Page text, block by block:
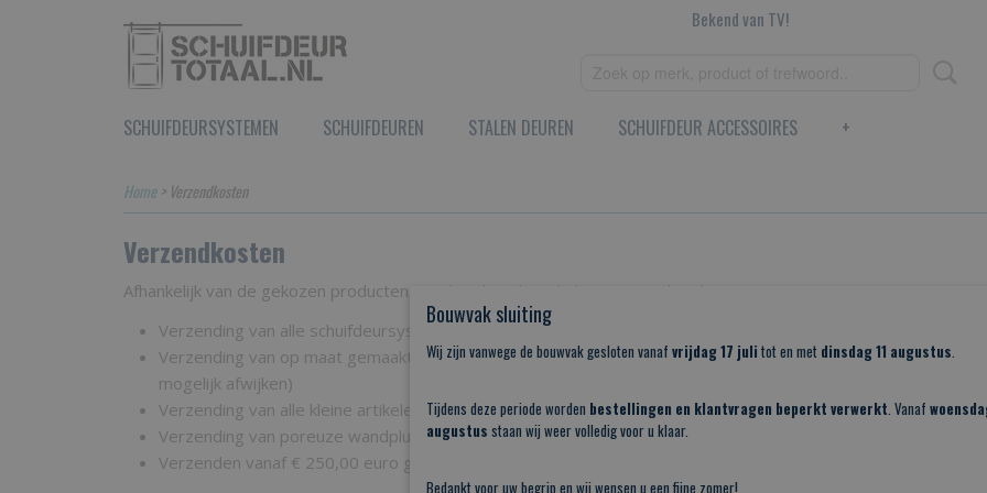
Bekend van TV!
SCHUIFDEURSYSTEMEN SCHUIFDEUREN STALEN DEUREN SCHUIFDEUR ACCESSOIRES +
Home> Verzendkosten
Verzendkosten
Afhankelijk van de gekozen producten worden de volgende kosten gerekend:
Verzending van alle schuifdeursystemen € 10,00 euro incl Btw, zowel binnen Nederland als België.
Verzending van op maat gemaakte schuifdeuren - € 45,00 - € 90,00 euro incl Btw, m.u.v. Waddeneilanden
mogelijk afwijken)
Verzending van alle kleine artikelen zoals handgrepen, sloten etc - €3,95- € 6,95 euro incl Btw, zowel binnen
Verzending van poreuze wandpluggen of extra grote sluitringen - € 3,50 euro incl Btw, zowel binnen
Verzenden vanaf € 250,00 euro gratis m.u.v. deuren, en pakketten zwaarder dan 30 kg.
Bouwvak sluiting
Wij zijn vanwege de bouwvak gesloten vanaf vrijdag 17 juli tot en met dinsdag 11 augustus.
Tijdens deze periode worden bestellingen en klantvragen beperkt verwerkt. Vanaf
augustus staan wij weer volledig voor u klaar.
Bedankt voor uw begrip en wij wensen u een fijne zomer!